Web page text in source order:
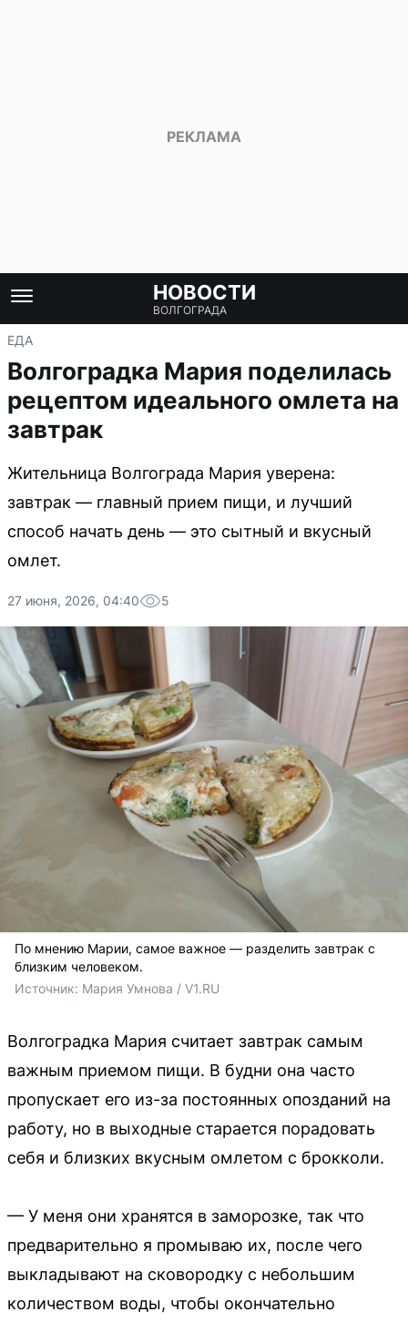
НОВОСТИ
ВОЛГОГРАДА
ЕДА
Волгоградка Мария поделилась
рецептом идеального омлета на
завтрак
Жительница Волгограда Мария уверена:
завтрак — главный прием пищи, и лучший
способ начать день — это сытный и вкусный
омлет.
27 июня, 2026, 04:40 5
По мнению Марии, самое важное — разделить завтрак с
близким человеком.
Источник: Мария Умнова / V1.RU
Волгоградка Мария считает завтрак самым
важным приемом пищи. В будни она часто
пропускает его из-за постоянных опозданий на
работу, но в выходные старается порадовать
себя и близких вкусным омлетом с брокколи.
— У меня они хранятся в заморозке, так что
предварительно я промываю их, после чего
выкладывают на сковородку с небольшим
количеством воды, чтобы окончательно